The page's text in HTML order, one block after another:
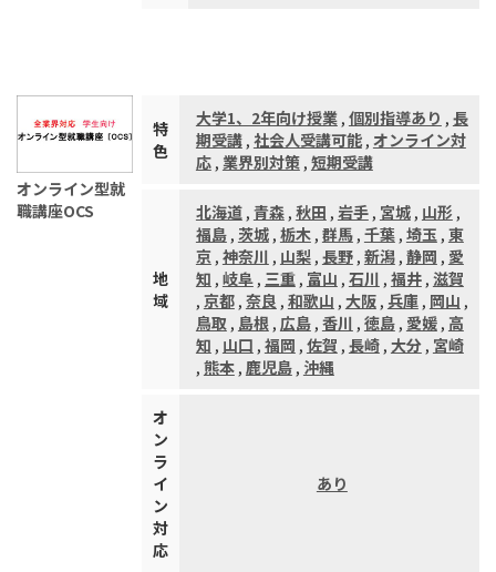
オンライン型就
職講座OCS
特
色
大学1、2年向け授業, 個別指導あり , 長
期受講, 社会人受講可能, オンライン対
応, 業界別対策, 短期受講
地
域
北海道, 青森, 秋田 , 岩手, 宮城, 山形 ,
福島, 茨城, 栃木, 群馬, 千葉, 埼玉 , 東
京 , 神奈川 , 山梨, 長野, 新潟, 静岡 , 愛
知 , 岐阜, 三重, 富山 , 石川 , 福井, 滋賀
, 京都, 奈良 , 和歌山 , 大阪, 兵庫, 岡山 ,
鳥取 , 島根, 広島, 香川 , 徳島, 愛媛, 高
知 , 山口 , 福岡 , 佐賀 , 長崎, 大分, 宮崎
, 熊本, 鹿児島, 沖縄
オ
ン
ラ
イ
ン
対
応
あり